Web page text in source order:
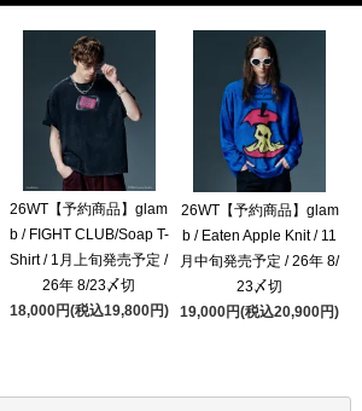
26WT【予約商品】glam
b / FIGHT CLUB/Soap T-
Shirt / 1月上旬発売予定 /
26年 8/23〆切
18,000円(税込19,800円)
26WT【予約商品】glam
b / Eaten Apple Knit / 11
月中旬発売予定 / 26年 8/
23〆切
19,000円(税込20,900円)